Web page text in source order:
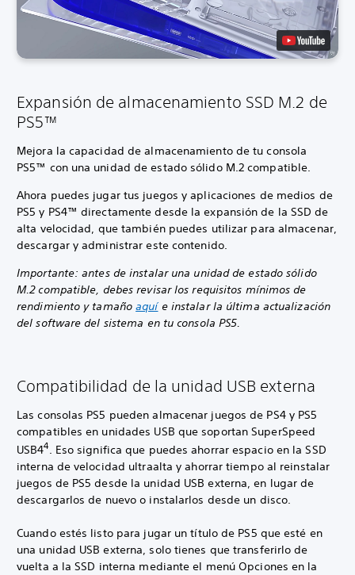
Expansión de almacenamiento SSD M.2 de
PS5™
Mejora la capacidad de almacenamiento de tu consola
PS5™ con una unidad de estado sólido M.2 compatible.
Ahora puedes jugar tus juegos y aplicaciones de medios de
PS5 y PS4™ directamente desde la expansión de la SSD de
alta velocidad, que también puedes utilizar para almacenar,
descargar y administrar este contenido.
Importante: antes de instalar una unidad de estado sólido
M.2 compatible, debes revisar los requisitos mínimos de
rendimiento y tamañoaquíe instalar la última actualización
del software del sistema en tu consola PS5.
Compatibilidad de la unidad USB externa
Las consolas PS5 pueden almacenar juegos de PS4 y PS5
compatibles en unidades USB que soportan SuperSpeed
USB44. Eso significa que puedes ahorrar espacio en la SSD
interna de velocidad ultraalta y ahorrar tiempo al reinstalar
juegos de PS5 desde la unidad USB externa, en lugar de
descargarlos de nuevo o instalarlos desde un disco.
Cuando estés listo para jugar un título de PS5 que esté en
una unidad USB externa, solo tienes que transferirlo de
vuelta a la SSD interna mediante el menú Opciones en la